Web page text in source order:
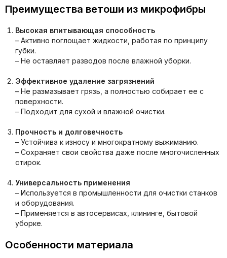
Преимущества ветоши из микрофибры
Высокая впитывающая способность
– Активно поглощает жидкости, работая по принципу
губки.
– Не оставляет разводов после влажной уборки.
Эффективное удаление загрязнений
– Не размазывает грязь, а полностью собирает ее с
поверхности.
– Подходит для сухой и влажной очистки.
Прочность и долговечность
– Устойчива к износу и многократному выжиманию.
– Сохраняет свои свойства даже после многочисленных
стирок.
Универсальность применения
– Используется в промышленности для очистки станков
и оборудования.
– Применяется в автосервисах, клининге, бытовой
уборке.
Особенности материала